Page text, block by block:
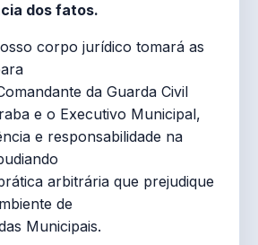
dos fatos.
corpo jurídico tomará as
da Guarda Civil
e o Executivo Municipal,
e responsabilidade na
arbitrária que prejudique
de
Municipais.